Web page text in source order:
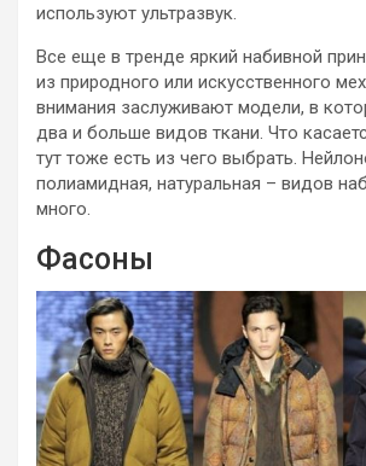
используют ультразвук.
Все еще в тренде яркий набивной
из природного или искусственного
внимания заслуживают модели, в
два и больше видов ткани. Что
тут тоже есть из чего выбрать.
полиамидная, натуральная – видов
много.
Фасоны